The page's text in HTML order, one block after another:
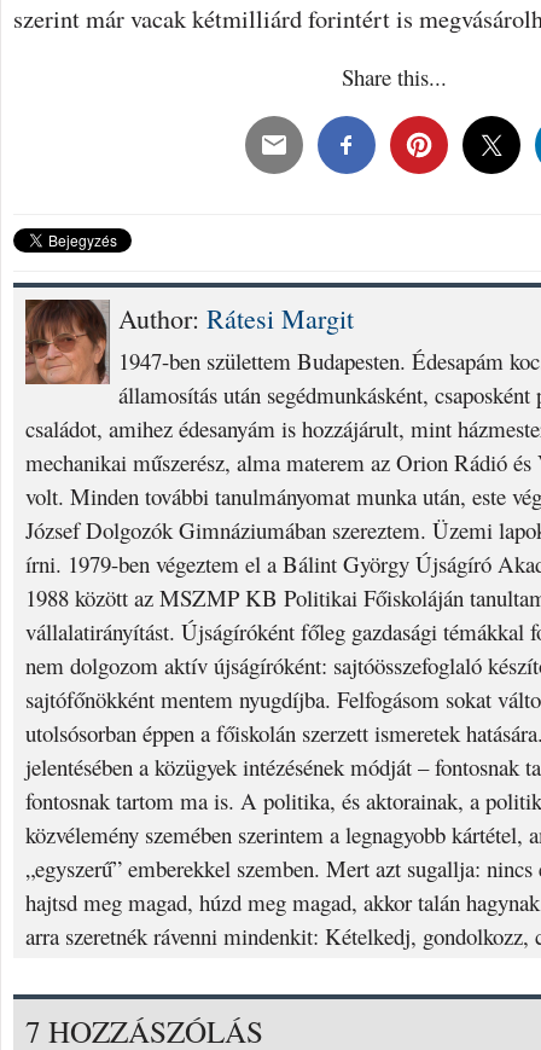
szerint már vacak kétmilliárd forintért is
Share this...
Author: Rátesi Margit
1947-ben születtem Budapesten. Édesapám
államosítás után segédmunkásként,
családot, amihez édesanyám is hozzájárult, mint
mechanikai műszerész, alma materem az Orion Rádió
volt. Minden további tanulmányomat munka után, este
József Dolgozók Gimnáziumában szereztem. Üzemi
írni. 1979-ben végeztem el a Bálint György Újságíró
1988 között az MSZMP KB Politikai Főiskoláján
vállalatirányítást. Újságíróként főleg gazdasági témákkal
nem dolgozom aktív újságíróként: sajtóösszefoglaló
sajtófőnökként mentem nyugdíjba. Felfogásom sokat
utolsósorban éppen a főiskolán szerzett ismeretek
jelentésében a közügyek intézésének módját – fontosnak
fontosnak tartom ma is. A politika, és aktorainak, a
közvélemény szemében szerintem a legnagyobb kártétel,
„egyszerű” emberekkel szemben. Mert azt sugallja: nincs
hajtsd meg magad, húzd meg magad, akkor talán
arra szeretnék rávenni mindenkit: Kételkedj, gondolkozz,
7 HOZZÁSZÓLÁS